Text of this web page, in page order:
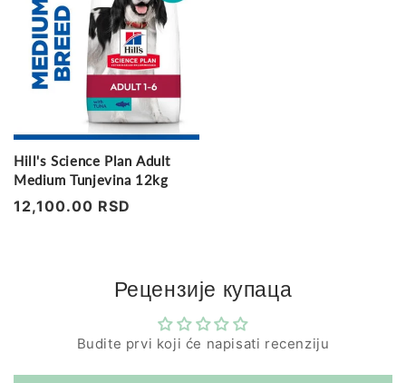
Hill's Science Plan Adult
Medium Tunjevina 12kg
Regularna
12,100.00 RSD
Рецензије купаца
Budite prvi koji će napisati recenziju